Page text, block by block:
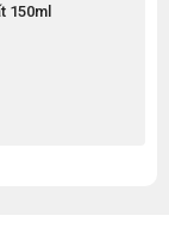
150ml